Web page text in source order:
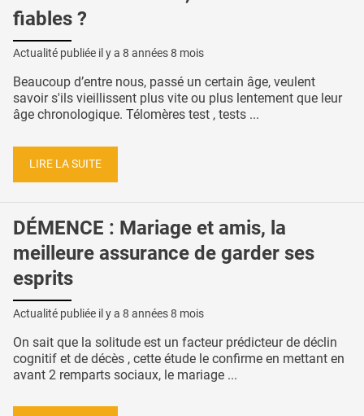
fiables ?
Actualité publiée il y a 8 années 8 mois
Beaucoup d’entre nous, passé un certain âge, veulent
savoir s'ils vieillissent plus vite ou plus lentement que leur
âge chronologique. Télomères test , tests ...
LIRE LA SUITE
DÉMENCE : Mariage et amis, la
meilleure assurance de garder ses
esprits
Actualité publiée il y a 8 années 8 mois
On sait que la solitude est un facteur prédicteur de déclin
cognitif et de décès , cette étude le confirme en mettant en
avant 2 remparts sociaux, le mariage ...